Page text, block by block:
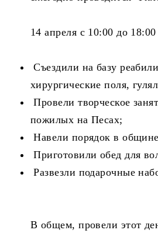
14 апреля с 10:00 до
Съездили на базу
хирургические поля,
Провели творческое
пожилых на Песах;
Навели порядок в
Приготовили обед для
Развезли подарочные
В общем, провели этот